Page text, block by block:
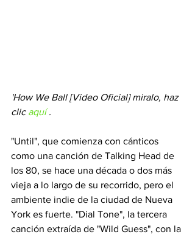
'How We Ball [Video Oficial] miralo, haz
clic aquí .
"Until", que comienza con cánticos
como una canción de Talking Head de
los 80, se hace una década o dos más
vieja a lo largo de su recorrido, pero el
ambiente indie de la ciudad de Nueva
York es fuerte. "Dial Tone", la tercera
canción extraída de "Wild Guess", con la